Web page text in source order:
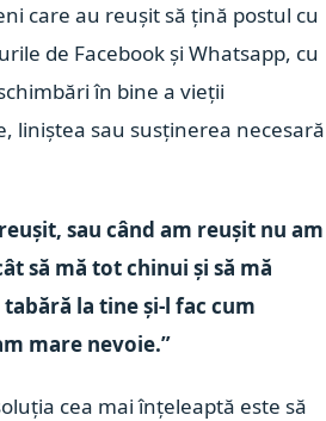
care au reușit să țină postul cu
de Facebook și Whatsapp, cu
în bine a vieții
liniștea sau susținerea necesară
sau când am reușit nu am
să mă tot chinui și să mă
la tine și-l fac cum
mare nevoie.”
cea mai înțeleaptă este să